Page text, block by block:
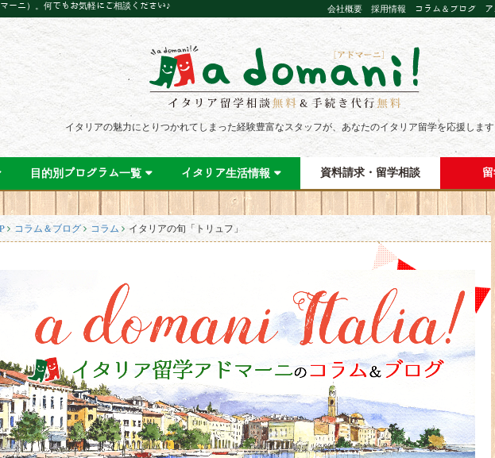
ニ）。何でもお気軽にご相談ください♪ 会社概要 採用情報 コラム＆ブログ
イタリアの魅力にとりつかれてしまった経験豊富なスタッフが、あなたのイタリア留学を応援します
目的別プログラム一覧 イタリア生活情報 資料請求・留学相談
コラム＆ブログ コラム イタリアの旬「トリュフ」